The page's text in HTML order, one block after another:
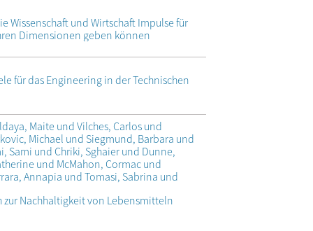
Wissenschaft und Wirtschaft Impulse für
Dimensionen geben können
für das Engineering in der Technischen
Maite und Vilches, Carlos und
Michael und Siegmund, Barbara und
Sami und Chriki, Sghaier und Dunne,
und McMahon, Cormac und
Annapia und Tomasi, Sabrina und
zur Nachhaltigkeit von Lebensmitteln